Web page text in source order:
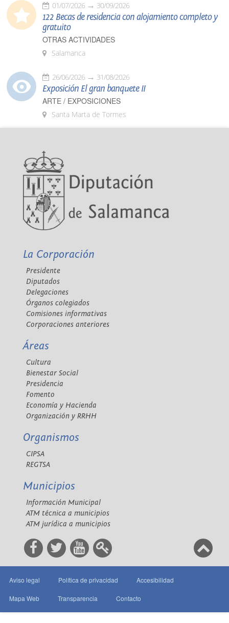
01/07/2026 30/09/2026
122 Becas de residencia con alojamiento completo y
gratuito
OTRAS ACTIVIDADES
Salamanca
26/06/2026 31/08/2026
Exposición El gran banquete II
ARTE / EXPOSICIONES
Santa Marta de Tormes
La Corporación
Presidente
Diputados
Delegaciones
Órganos colegiados
Comisiones informativas
Corporaciones anteriores
Áreas
Cultura
Bienestar Social
Presidencia
Fomento
Economía y Hacienda
Organización y RRHH
Organismos
CIPSA
REGTSA
Municipios
Información Municipal
ATM técnica a municipios
ATM jurídica a municipios
Aviso legal Política de privacidad Accesibilidad
Mapa Web Transparencia Contacto